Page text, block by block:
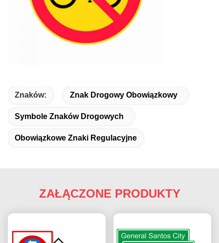
Znaków: Znak Drogowy Obowiązkowy
Symbole Znaków Drogowych
Obowiązkowe Znaki Regulacyjne
ZAŁĄCZONE PRODUKTY